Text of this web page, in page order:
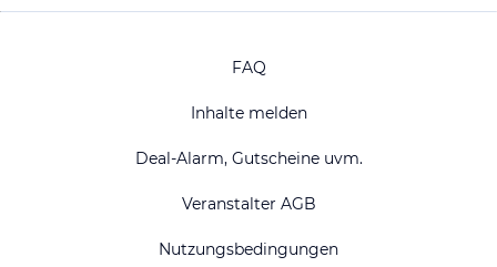
FAQ
Inhalte melden
Deal-Alarm, Gutscheine uvm.
Veranstalter AGB
Nutzungsbedingungen